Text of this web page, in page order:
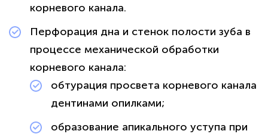
корневого канала.
Перфорация дна и стенок полости зуба в
процессе механической обработки
корневого канала:
обтурация просвета корневого канала
дентинами опилками;
образование апикального уступа при